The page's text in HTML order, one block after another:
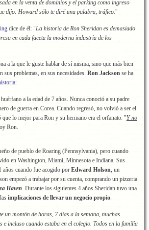
en la venta de dominios y el parking como ingreso
dijo: Howard sólo te diré una palabra, tráfico."
dice de él: "La historia de Ron Sheridan es demasiado
en cada faceta la moderna industria de los
a la que le guste hablar de sí misma, sino que más bien
sus problemas, en sus necesidades. Ron Jackson se ha
:
a la edad de 7 años. Nunca conoció a su padre
de guerra en Corea. Cuando regresó, no volvió a ser el
lo mejor para Ron y su hermano era el orfanato. "Y no
Ron.
de pueblo de Roaring (Pennsylvania), pero cuando
en Washington, Miami, Minnesota e Indiana. Sus
años cuando fue acogido por Edward Holson, un
empezó a trabajar por su cuenta, comprando un pizzeria
Haven. Durante los siguientes 4 años Sheridan tuvo una
implicaciones de llevar un negocio propio.
un montón de horas, 7 días a la semana, muchas
e incluso cuando estaba en el colegio. Todos en la familia